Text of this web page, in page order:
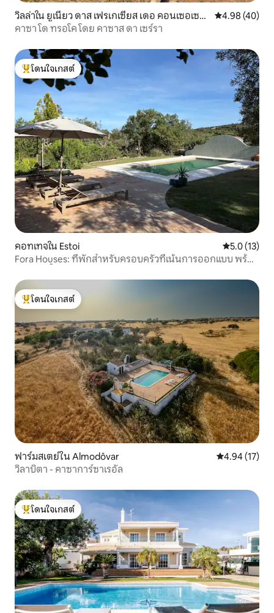
วิลล่าใน ยูเนียว ดาส เฟรเกเซียส เดอ คอนเซอเซา
และ คาเบนาส เดอ ทาวีรา
คะแนนเฉลี่ย
4.98 (40)
คาซา โด ทรอโค โดย คาซาส ดา เซร์รา
โดนใจเกสต์ที่สุด
โดนใจเกสต์
คอทเทจใน Estoi คะแนนเฉลี่ย
5.0 (13)
Fora Houses: ที่พักสำหรับครอบครัวที่เน้นการออกแบบ พร้อม
โดนใจเกสต์ที่สุด
โดนใจเกสต์
ฟาร์มสเตย์ใน Almodôvar คะแนนเฉลี่ย
4.94 (17)
วิลาบิตา - คาซาการ์ซาเรอัล
โดนใจเกสต์ที่สุด
โดนใจเกสต์